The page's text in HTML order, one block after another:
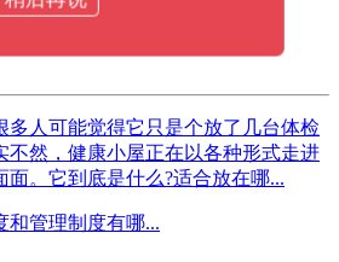
多人可能觉得它只是个放了几台体检
不然，健康小屋正在以各种形式走进
面。它到底是什么?适合放在哪...
和管理制度有哪...